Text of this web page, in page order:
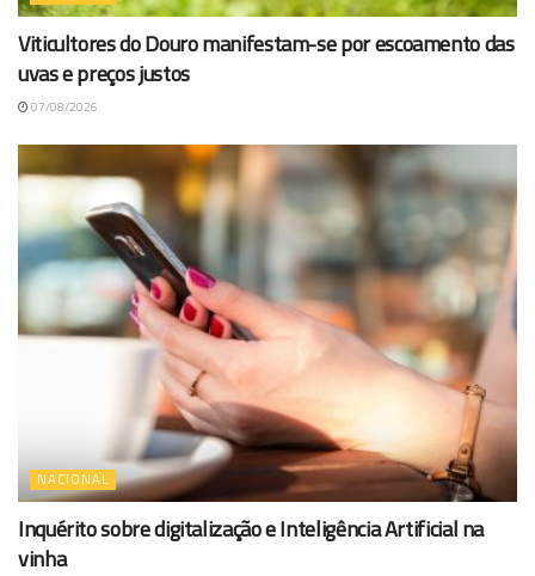
Viticultores do Douro manifestam-se por escoamento das
uvas e preços justos
07/08/2026
NACIONAL
Inquérito sobre digitalização e Inteligência Artificial na
vinha